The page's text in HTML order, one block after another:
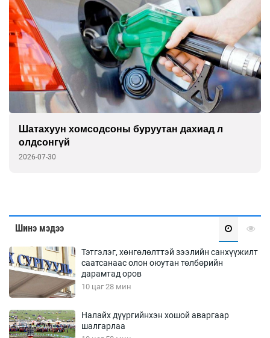
Шатахуун хомсодсоны буруутан дахиад л
олдсонгүй
2026-07-30
Шинэ мэдээ
Тэтгэлэг, хөнгөлөлттэй зээлийн санхүүжилт
саатсанаас олон оюутан төлбөрийн
дарамтад оров
10 цаг 28 мин
Налайх дүүргийнхэн хошой аваргаар
шалгарлаа